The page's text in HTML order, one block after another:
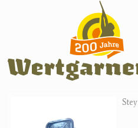
Kipplaufgewehre
Kleinkalibergewehre
Repetiererbüchse
Luftdruckwaffen